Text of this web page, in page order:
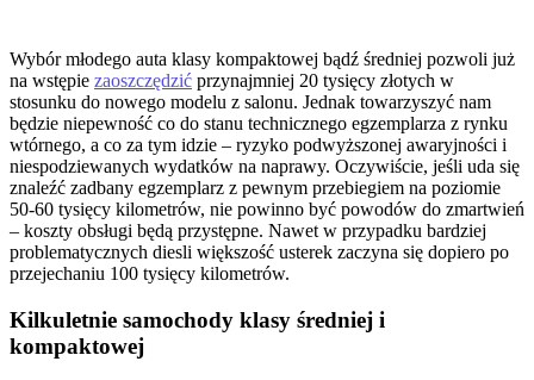
Wybór młodego auta klasy kompaktowej bądź średniej pozwoli już
na wstępie zaoszczędzić przynajmniej 20 tysięcy złotych w
stosunku do nowego modelu z salonu. Jednak towarzyszyć nam
będzie niepewność co do stanu technicznego egzemplarza z rynku
wtórnego, a co za tym idzie – ryzyko podwyższonej awaryjności i
niespodziewanych wydatków na naprawy. Oczywiście, jeśli uda się
znaleźć zadbany egzemplarz z pewnym przebiegiem na poziomie
50-60 tysięcy kilometrów, nie powinno być powodów do zmartwień
– koszty obsługi będą przystępne. Nawet w przypadku bardziej
problematycznych diesli większość usterek zaczyna się dopiero po
przejechaniu 100 tysięcy kilometrów.
Kilkuletnie samochody klasy średniej i
kompaktowej